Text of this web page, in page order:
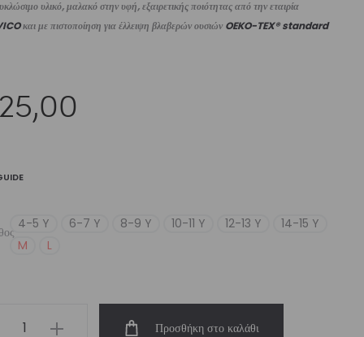
υλικό, μαλακό στην υφή, εξαιρετικής ποιότητας από την εταιρία
και με πιστοποίηση για έλλειψη βλαβερών ουσιών OEKO-TEX® standard
25,00
4-5 Y 6-7 Y 8-9 Y 10-11 Y 12-13 Y
14-15 Y
M
L
Προσθήκη στο καλάθι